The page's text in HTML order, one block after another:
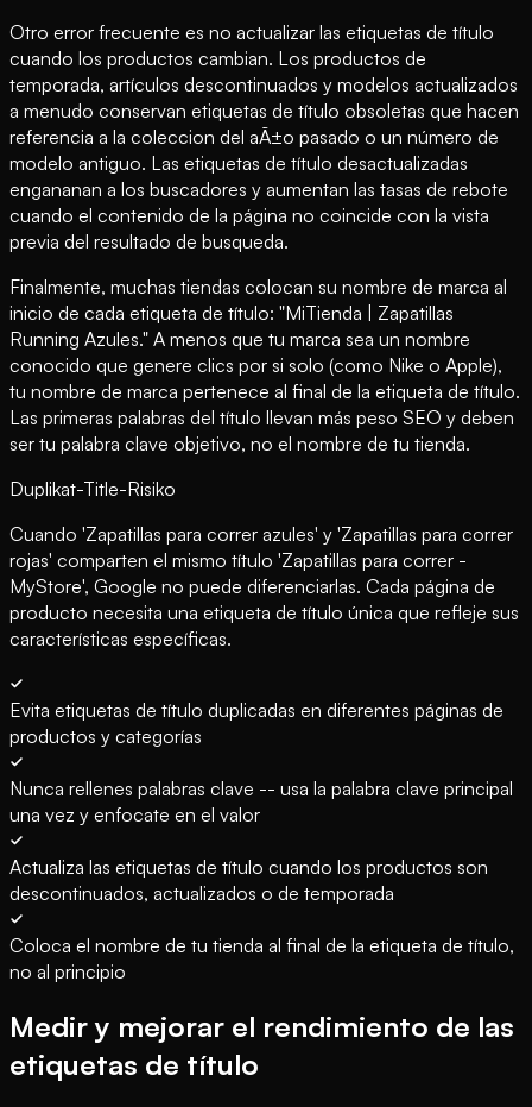
Otro error frecuente es no actualizar las etiquetas de título
cuando los productos cambian. Los productos de
temporada, artículos descontinuados y modelos actualizados
a menudo conservan etiquetas de título obsoletas que hacen
referencia a la coleccion del aÃ±o pasado o un número de
modelo antiguo. Las etiquetas de título desactualizadas
engananan a los buscadores y aumentan las tasas de rebote
cuando el contenido de la página no coincide con la vista
previa del resultado de busqueda.
Finalmente, muchas tiendas colocan su nombre de marca al
inicio de cada etiqueta de título: "MiTienda | Zapatillas
Running Azules." A menos que tu marca sea un nombre
conocido que genere clics por si solo (como Nike o Apple),
tu nombre de marca pertenece al final de la etiqueta de título.
Las primeras palabras del título llevan más peso SEO y deben
ser tu palabra clave objetivo, no el nombre de tu tienda.
Duplikat-Title-Risiko
Cuando 'Zapatillas para correr azules' y 'Zapatillas para correr
rojas' comparten el mismo título 'Zapatillas para correr -
MyStore', Google no puede diferenciarlas. Cada página de
producto necesita una etiqueta de título única que refleje sus
características específicas.
Evita etiquetas de título duplicadas en diferentes páginas de
productos y categorías
Nunca rellenes palabras clave -- usa la palabra clave principal
una vez y enfocate en el valor
Actualiza las etiquetas de título cuando los productos son
descontinuados, actualizados o de temporada
Coloca el nombre de tu tienda al final de la etiqueta de título,
no al principio
Medir y mejorar el rendimiento de las
etiquetas de título